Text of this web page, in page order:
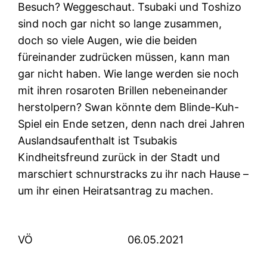
Besuch? Weggeschaut. Tsubaki und Toshizo
sind noch gar nicht so lange zusammen,
doch so viele Augen, wie die beiden
füreinander zudrücken müssen, kann man
gar nicht haben. Wie lange werden sie noch
mit ihren rosaroten Brillen nebeneinander
herstolpern? Swan könnte dem Blinde-Kuh-
Spiel ein Ende setzen, denn nach drei Jahren
Auslandsaufenthalt ist Tsubakis
Kindheitsfreund zurück in der Stadt und
marschiert schnurstracks zu ihr nach Hause –
um ihr einen Heiratsantrag zu machen.
VÖ 06.05.2021